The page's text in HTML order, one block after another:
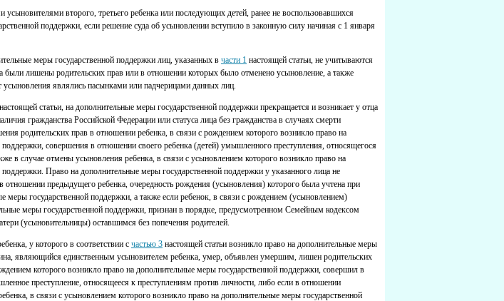
второго, третьего ребенка или последующих детей, ранее не воспользовавшихся
поддержки, если решение суда об усыновлении вступило в законную силу начиная с 1 января
меры государственной поддержки лиц, указанных в части 1 настоящей статьи, не учитываются
были лишены родительских прав или в отношении которых было отменено усыновление, а также
являлись пасынками или падчерицами данных лиц.
настоящей статьи, на дополнительные меры государственной поддержки прекращается и возникает у отца
гражданства Российской Федерации или статуса лица без гражданства в случаях смерти
родительских прав в отношении ребенка, в связи с рождением которого возникло право на
совершения в отношении своего ребенка (детей) умышленного преступления, относящегося
в случае отмены усыновления ребенка, в связи с усыновлением которого возникло право на
Право на дополнительные меры государственной поддержки у указанного лица не
отношении предыдущего ребенка, очередность рождения (усыновления) которого была учтена при
меры государственной поддержки, а также если ребенок, в связи с рождением (усыновлением)
меры государственной поддержки, признан в порядке, предусмотренном Семейным кодексом
(усыновительницы) оставшимся без попечения родителей.
у которого в соответствии с частью 3 настоящей статьи возникло право на дополнительные меры
являющийся единственным усыновителем ребенка, умер, объявлен умершим, лишен родительских
которого возникло право на дополнительные меры государственной поддержки, совершил в
преступление, относящееся к преступлениям против личности, либо если в отношении
в связи с усыновлением которого возникло право на дополнительные меры государственной